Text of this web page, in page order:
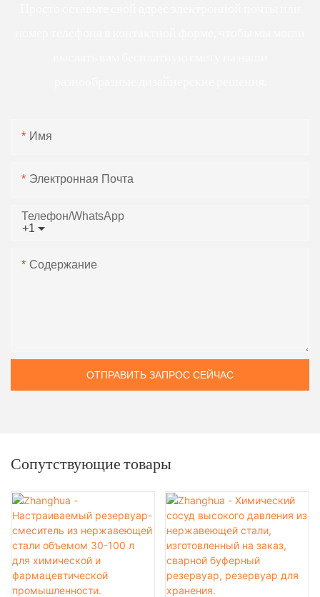
Имя
Электронная Почта
+1
Телефон/WhatsApp
Содержание
ОТПРАВИТЬ ЗАПРОС СЕЙЧАС
Сопутствующие товары